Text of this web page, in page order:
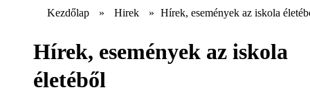
Kezdőlap » Hirek » Hírek, események az iskola
Hírek, események az iskola
életéből